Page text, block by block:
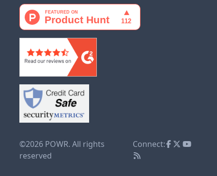
©2026 POWR. All rights
reserved
Connect: